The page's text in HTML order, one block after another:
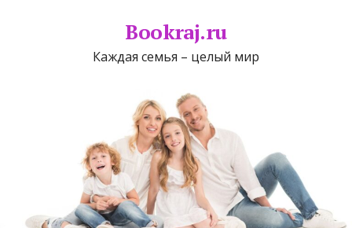
Bookraj.ru
Каждая семья – целый мир